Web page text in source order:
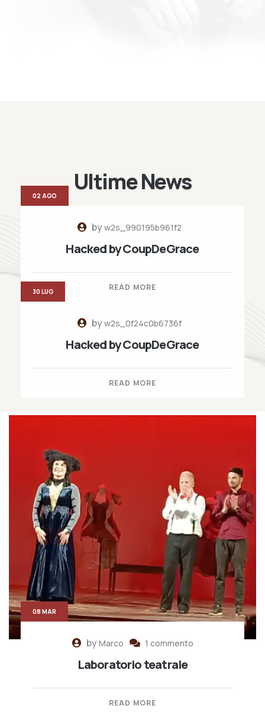
Ultime News
byw2s_990195b961f2
Hacked by CoupDeGrace
READ MORE
02 AGO
byw2s_0f24c0b6736f
Hacked by CoupDeGrace
READ MORE
30 LUG
byMarco 1 commento
Laboratorio teatrale
READ MORE
08 MAR